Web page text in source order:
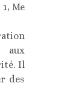
Me
aux
Il
des